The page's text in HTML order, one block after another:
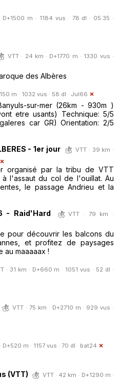
D+1500 m · 1184 vus · 78 dl · 05:35 ·
VTT · 24 km · D+1770 m · 1330 vus ·
des Albères
m · 1032 vus · 58 dl · Jul66
sur-mer (26km - 930m )
etre usants) Technique: 5/5
car GR) Orientation: 2/5
- 1er jour
VTT · 39 km ·
organisé par la tribu de VTT
l'assaut du col de l'ouillat. Au
le passage Andrieu et la
- Raid'Hard
VTT · 79 km ·
pour découvrir les balcons du
et profitez de paysages
au maaaaax !
· 31 km · D+660 m · 1051 vus · 52 dl ·
VTT · 75 km · D+2710 m · 929 vus ·
D+520 m · 1157 vus · 70 dl · bat24
(VTT)
VTT · 42 km · D+1290 m ·